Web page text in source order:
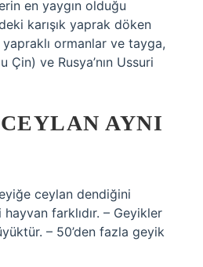
en yaygın olduğu
karışık yaprak döken
ormanlar ve tayga,
ve Rusya’nın Ussuri
AYNI
ceylan dendiğini
farklıdır. – Geyikler
– 50’den fazla geyik